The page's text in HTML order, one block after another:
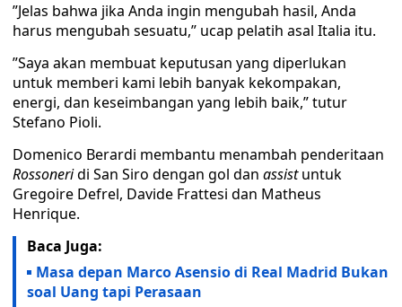
”Jelas bahwa jika Anda ingin mengubah hasil, Anda
harus mengubah sesuatu,” ucap pelatih asal Italia itu.
”Saya akan membuat keputusan yang diperlukan
untuk memberi kami lebih banyak kekompakan,
energi, dan keseimbangan yang lebih baik,” tutur
Stefano Pioli.
Domenico Berardi membantu menambah penderitaan
Rossoneridi San Siro dengan gol dan assistuntuk
Gregoire Defrel, Davide Frattesi dan Matheus
Henrique.
Baca Juga:
Masa depan Marco Asensio di Real Madrid Bukan
soal Uang tapi Perasaan